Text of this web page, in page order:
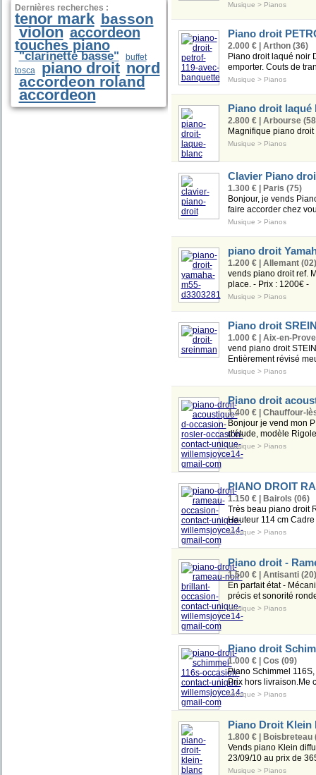
Dernières recherches :
tenor mark basson
violon accordeon
touches piano
"clarinette basse"
buffet
tosca
piano droit nord
accordeon roland
accordeon
Musique > Pianos
Piano droit
2.000 € | Arthon (36)
Piano droit laqué noir
emporter. Couts de
Musique > Pianos
Piano droit laqué
2.800 € | Arbourse
Magnifique piano
Musique > Pianos
Clavier Piano
1.300 € | Paris (75)
Bonjour, je vends
faire accorder chez
Musique > Pianos
piano droit
1.200 € | Allemant (02)
vends piano droit ref.
place. - Prix : 1200€ -
Musique > Pianos
Piano droit
1.000 € | Aix-en-
vend piano droit
Entièrement révisé
Musique > Pianos
Piano droit
1.400 € | Chauffour-
Bonjour je vend mon
d'étude, modèle
Musique > Pianos
PIANO DROIT
1.150 € | Bairols (06)
Très beau piano droit
Hauteur 114 cm
Musique > Pianos
Piano droit -
1.500 € | Antisanti (20)
En parfait état -
précis et sonorité
Musique > Pianos
Piano droit
1.000 € | Cos (09)
Piano Schimmel
Prix hors livraison.Me
Musique > Pianos
Piano Droit Klein
1.800 € | Boisbreteau
Vends piano Klein
23/09/10 au prix de
Musique > Pianos